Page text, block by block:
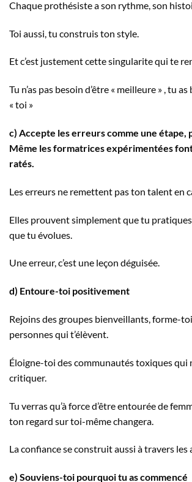
Chaque prothésiste a son rythme, son
Toi aussi, tu construis ton style.
Et c’est justement cette singularite qui te
Tu n’as pas besoin d’être « meilleure » , tu as
« toi »
c) Accepte les erreurs comme une étape,
Même les formatrices expérimentées
ratés.
Les erreurs ne remettent pas ton talent en
Elles prouvent simplement que tu
que tu évolues.
Une erreur, c’est une leçon déguisée.
d) Entoure-toi positivement
Rejoins des groupes bienveillants, forme-
personnes qui t’élèvent.
Éloigne-toi des communautés toxiques qui
critiquer.
Tu verras qu’à force d’être entourée de
ton regard sur toi-même changera.
La confiance se construit aussi à travers les
e) Souviens-toi pourquoi tu as commencé